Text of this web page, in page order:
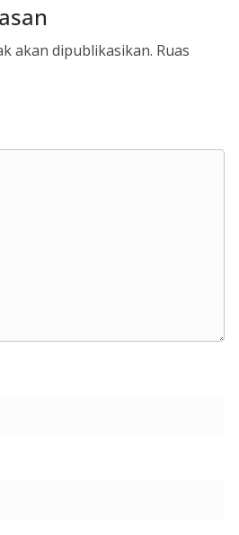
akan dipublikasikan. Ruas